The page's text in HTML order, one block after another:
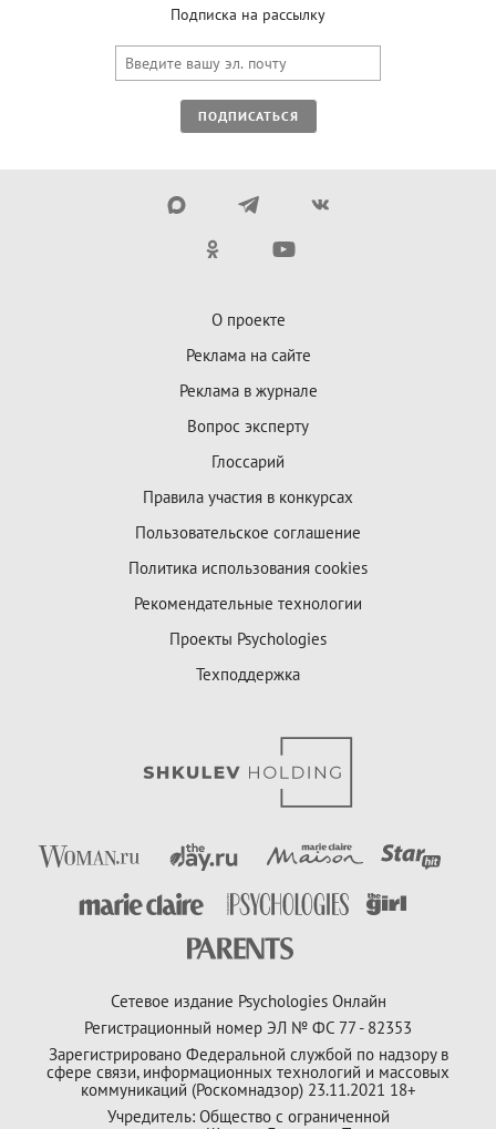
Подписка на рассылку
ПОДПИСАТЬСЯ
О проекте
Реклама на сайте
Реклама в журнале
Вопрос эксперту
Глоссарий
Правила участия в конкурсах
Пользовательское соглашение
Политика использования cookies
Рекомендательные технологии
Проекты Psychologies
Техподдержка
Сетевое издание Psychologies Онлайн
Регистрационный номер ЭЛ № ФС 77 - 82353
Зарегистрировано Федеральной службой по надзору в
сфере связи, информационных технологий и массовых
коммуникаций (Роскомнадзор) 23.11.2021 18+
Учредитель: Общество с ограниченной